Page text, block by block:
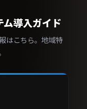
導入ガイド
はこちら。地域特